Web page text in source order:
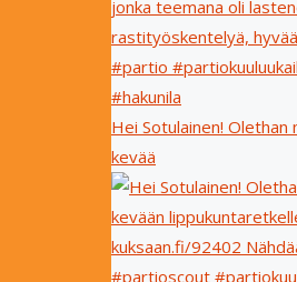
Hei Sotulainen!
kevää